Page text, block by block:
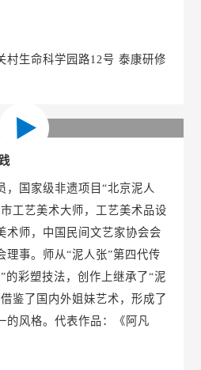
村生命科学园路12号 泰康研修
，国家级非遗项目“北京泥人
工艺美术大师，工艺美术品设
术师，中国民间文艺家协会会
理事。师从“泥人张”第四代传
的彩塑技法，创作上继承了“泥
鉴了国内外姐妹艺术，形成了
的风格。代表作品：《阿凡